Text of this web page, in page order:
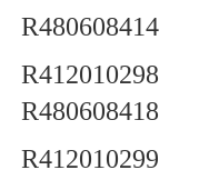
R480608414
R412010298
R480608418
R412010299